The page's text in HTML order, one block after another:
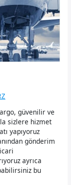
güvenilir ve
sizlere hizmet
yapıyoruz
gönderim
ayrıca
bu